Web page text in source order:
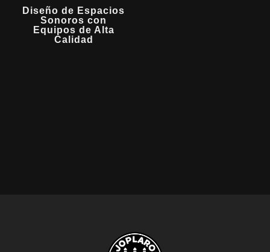
Diseño de Espacios
Sonoros con
Equipos de Alta
Calidad